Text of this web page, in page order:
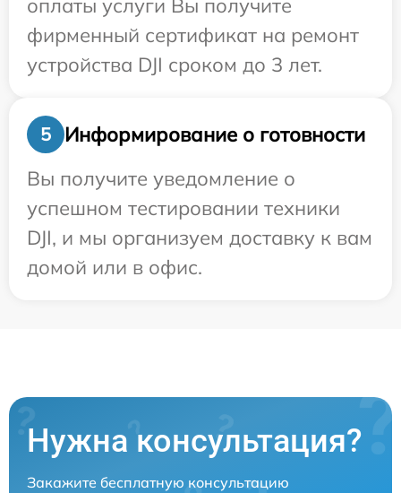
оплаты услуги Вы получите
фирменный сертификат на ремонт
устройства DJI сроком до 3 лет.
5
Информирование о готовности
Вы получите уведомление о
успешном тестировании техники
DJI, и мы организуем доставку к вам
домой или в офис.
Нужна консультация?
Закажите бесплатную консультацию